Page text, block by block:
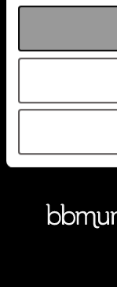
PODCAST